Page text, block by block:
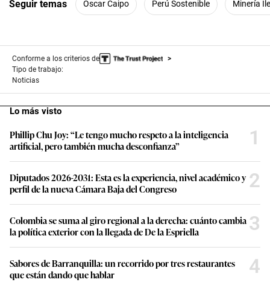
Seguir temas Oscar Caipo Perú Sostenible Minería
Conforme a los criterios de
Tipo de trabajo:
Noticias
Lo más visto
Phillip Chu Joy: “Le tengo mucho respeto a la inteligencia
artificial, pero también mucha desconfianza”
1
Diputados 2026-2031: Esta es la experiencia, nivel académico y
perfil de la nueva Cámara Baja del Congreso
2
Colombia se suma al giro regional a la derecha: cuánto cambia
la política exterior con la llegada de De la Espriella
3
Sabores de Barranquilla: un recorrido por tres restaurantes
que están dando que hablar
4